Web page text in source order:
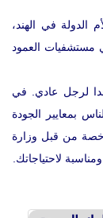
الدولة في الهند،
مستشفيات العمود
جدا لرجل عادي. في
بمعايير الجودة
من قبل وزارة
لاحتياجاتك.